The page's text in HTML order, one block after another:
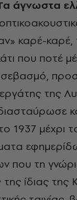
άγνωστα
καρέ-
που ποτέ
σεβασμό,
της
1937 μέχρι
που τη
ίδιας της